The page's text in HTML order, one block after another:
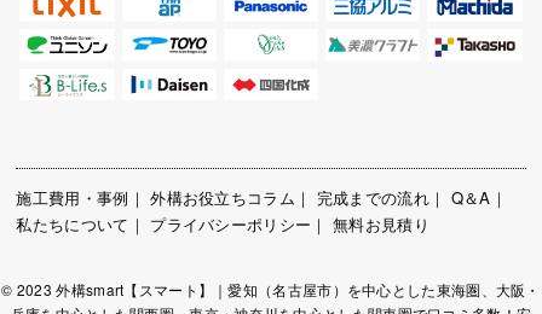
施工費用・事例 ｜外構お役立ちコラム ｜ 完成までの流れ ｜ Q＆A ｜
私たちについて ｜ プライバシーポリシー ｜無料お見積り
© 2023 外構smart【スマート】｜愛知（名古屋市）を中心とした東海圏、大阪・